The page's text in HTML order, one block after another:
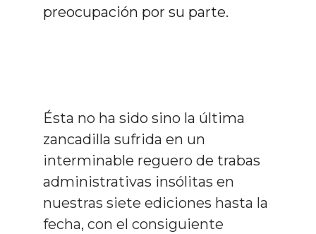
preocupación por su parte.
Ésta no ha sido sino la última
zancadilla sufrida en un
interminable reguero de trabas
administrativas insólitas en
nuestras siete ediciones hasta la
fecha, con el consiguiente